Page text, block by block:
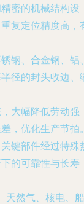
密的机械结构设
复定位精度高，
钢、合金钢、铝
径的封头收边、
大幅降低劳动强
，优化生产节拍
键部件经过特殊
的可靠性与长寿
天然气、核电、船